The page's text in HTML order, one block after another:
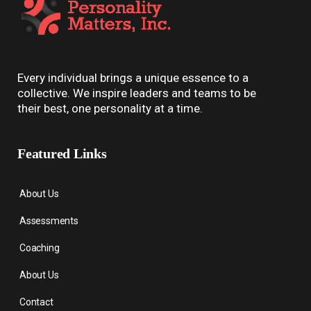
Every individual brings a unique essence to a
collective. We inspire leaders and teams to be
their best, one personality at a time.
Featured Links
About Us
Assessments
Coaching
About Us
Contact